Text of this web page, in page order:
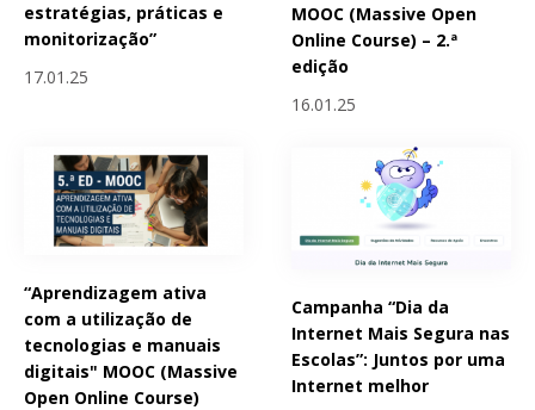
estratégias, práticas e
monitorização”
17.01.25
MOOC (Massive Open
Online Course) – 2.ª
edição
16.01.25
“Aprendizagem ativa
com a utilização de
tecnologias e manuais
digitais" MOOC (Massive
Open Online Course)
Campanha “Dia da
Internet Mais Segura nas
Escolas”: Juntos por uma
Internet melhor